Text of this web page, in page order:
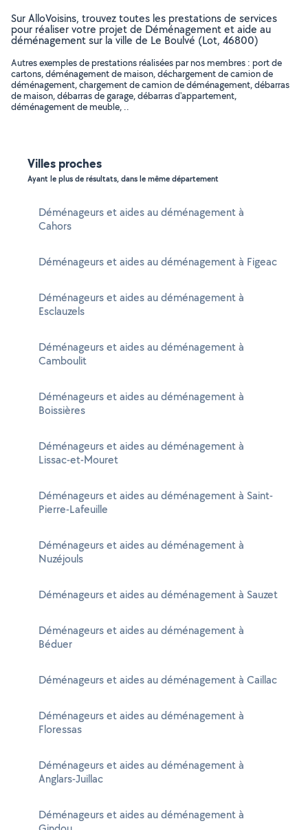
Sur AlloVoisins, trouvez toutes les prestations de services
pour réaliser votre projet de Déménagement et aide au
déménagement sur la ville de Le Boulvé (Lot, 46800)
Autres exemples de prestations réalisées par nos membres : port de
cartons, déménagement de maison, déchargement de camion de
déménagement, chargement de camion de déménagement, débarras
de maison, débarras de garage, débarras d'appartement,
déménagement de meuble, ..
Villes proches
Ayant le plus de résultats, dans le même département
Déménageurs et aides au déménagement à
Cahors
Déménageurs et aides au déménagement à Figeac
Déménageurs et aides au déménagement à
Esclauzels
Déménageurs et aides au déménagement à
Camboulit
Déménageurs et aides au déménagement à
Boissières
Déménageurs et aides au déménagement à
Lissac-et-Mouret
Déménageurs et aides au déménagement à Saint-
Pierre-Lafeuille
Déménageurs et aides au déménagement à
Nuzéjouls
Déménageurs et aides au déménagement à Sauzet
Déménageurs et aides au déménagement à
Béduer
Déménageurs et aides au déménagement à Caillac
Déménageurs et aides au déménagement à
Floressas
Déménageurs et aides au déménagement à
Anglars-Juillac
Déménageurs et aides au déménagement à